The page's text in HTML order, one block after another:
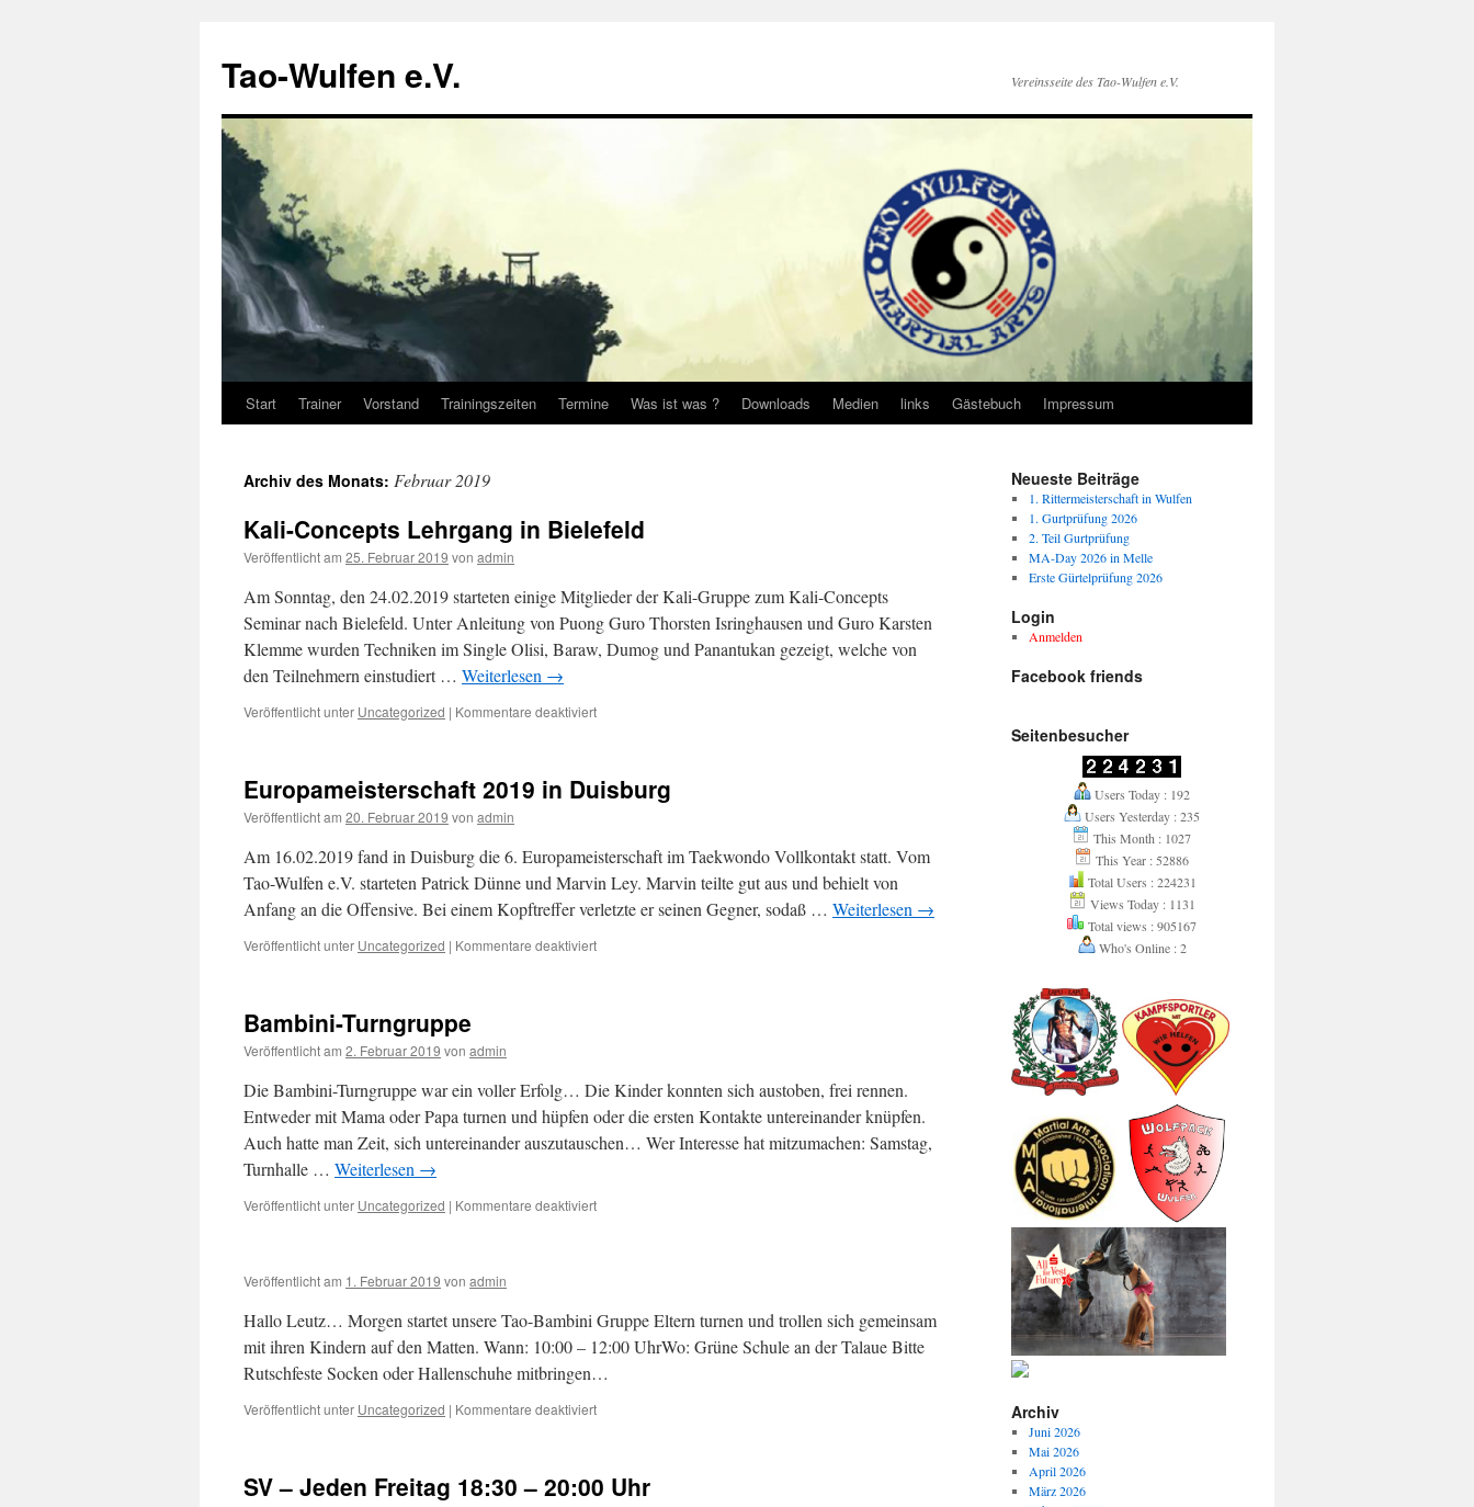
springen
Tao-Wulfen e.V. Vereinsseite des Tao-Wulfen e.V.
Start Trainer Vorstand Trainingszeiten Termine Was ist was ? Downloads Medien links Gästebuch Impressum
Archiv des Monats: Februar 2019
Kali-Concepts Lehrgang in Bielefeld
Veröffentlicht am 25. Februar 2019 von admin
Am Sonntag, den 24.02.2019 starteten einige Mitglieder der Kali-Gruppe zum Kali-Concepts
Seminar nach Bielefeld. Unter Anleitung von Puong Guro Thorsten Isringhausen und Guro Karsten
Klemme wurden Techniken im Single Olisi, Baraw, Dumog und Panantukan gezeigt, welche von
den Teilnehmern einstudiert … Weiterlesen →
Veröffentlicht unter Uncategorized | Kommentare deaktiviertfür
in
Europameisterschaft 2019 in Duisburg
Veröffentlicht am 20. Februar 2019 von admin
Am 16.02.2019 fand in Duisburg die 6. Europameisterschaft im Taekwondo Vollkontakt statt. Vom
Tao-Wulfen e.V. starteten Patrick Dünne und Marvin Ley. Marvin teilte gut aus und behielt von
Anfang an die Offensive. Bei einem Kopftreffer verletzte er seinen Gegner, sodaß … Weiterlesen →
Veröffentlicht unter Uncategorized | Kommentare deaktiviertfür
Bambini-Turngruppe
Veröffentlicht am 2. Februar 2019 von admin
Die Bambini-Turngruppe war ein voller Erfolg… Die Kinder konnten sich austoben, frei rennen.
Entweder mit Mama oder Papa turnen und hüpfen oder die ersten Kontakte untereinander knüpfen.
Auch hatte man Zeit, sich untereinander auszutauschen… Wer Interesse hat mitzumachen: Samstag,
Turnhalle … Weiterlesen →
Veröffentlicht unter Uncategorized | Kommentare deaktiviertfür
Veröffentlicht am 1. Februar 2019 von admin
Hallo Leutz… Morgen startet unsere Tao-Bambini Gruppe Eltern turnen und trollen sich gemeinsam
mit ihren Kindern auf den Matten. Wann: 10:00 – 12:00 UhrWo: Grüne Schule an der Talaue Bitte
Rutschfeste Socken oder Hallenschuhe mitbringen…
Veröffentlicht unter Uncategorized | Kommentare deaktiviertfür
SV – Jeden Freitag 18:30 – 20:00 Uhr
Neueste Beiträge
1. Rittermeisterschaft in Wulfen
1. Gurtprüfung 2026
2. Teil Gurtprüfung
MA-Day 2026 in Melle
Erste Gürtelprüfung 2026
Login
Anmelden
Facebook friends
Seitenbesucher
Users Today : 192
Users Yesterday : 235
This Month : 1027
This Year : 52886
Total Users : 224231
Views Today : 1131
Total views : 905167
Who's Online : 2
Archiv
Juni 2026
Mai 2026
April 2026
März 2026